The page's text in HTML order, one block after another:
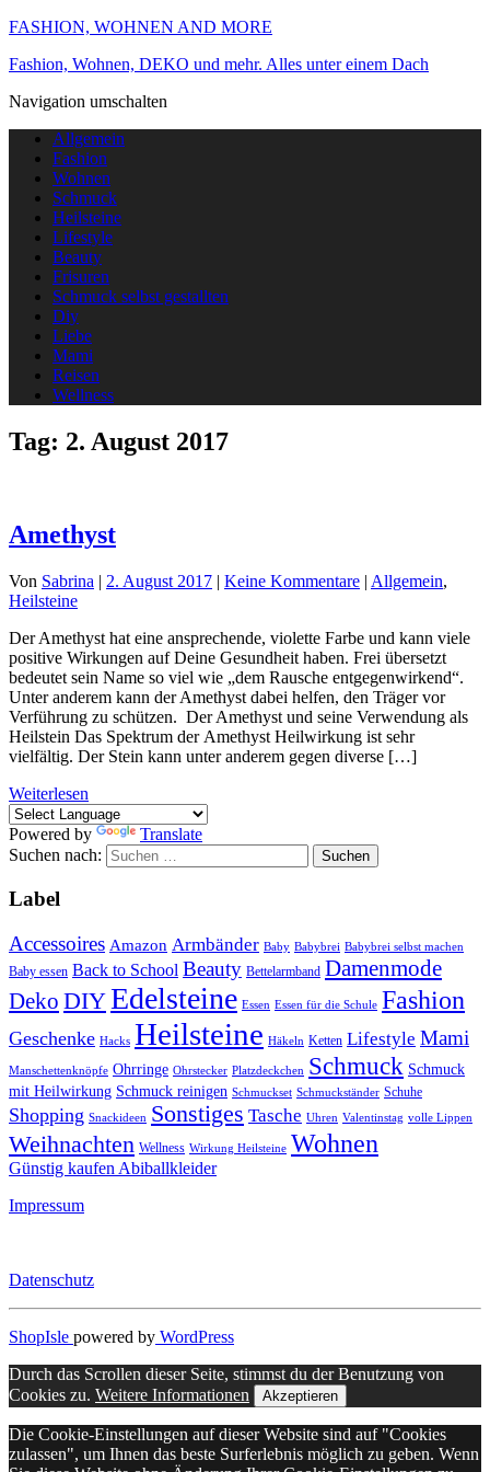
FASHION, WOHNEN AND MORE
Fashion, Wohnen, DEKO und mehr. Alles unter einem Dach
Navigation umschalten
Allgemein
Fashion
Wohnen
Schmuck
Heilsteine
Lifestyle
Beauty
Frisuren
Schmuck selbst gestallten
Diy
Liebe
Mami
Reisen
Wellness
Tag: 2. August 2017
Amethyst
Von Sabrina | 2. August 2017 | Keine Kommentare | Allgemein,
Heilsteine
Der Amethyst hat eine ansprechende, violette Farbe und kann viele
positive Wirkungen auf Deine Gesundheit haben. Frei übersetzt
bedeutet sein Name so viel wie „dem Rausche entgegenwirkend“.
Unter anderem kann der Amethyst dabei helfen, den Träger vor
Verführung zu schützen. Der Amethyst und seine Verwendung als
Heilstein Das Spektrum der Amethyst Heilwirkung ist sehr
vielfältig. Der Stein kann unter anderem gegen diverse […]
Weiterlesen
Powered by
Translate
Suchen nach:
Label
Accessoires Amazon Armbänder Baby Babybrei Babybrei selbst machen
Baby essen Back to School Beauty Bettelarmband Damenmode
Deko DIYEdelsteine Essen Essen für die Schule Fashion
Geschenke Hacks Heilsteine Häkeln Ketten Lifestyle Mami
Manschettenknöpfe Ohrringe Ohrstecker Platzdeckchen Schmuck Schmuck
mit Heilwirkung Schmuck reinigen Schmuckset Schmuckständer Schuhe
Shopping Snackideen Sonstiges Tasche Uhren Valentinstag volle Lippen
Weihnachten Wellness Wirkung Heilsteine Wohnen
Günstig kaufen Abiballkleider
Impressum
Datenschutz
ShopIsle powered by WordPress
Durch das Scrollen dieser Seite, stimmst du der Benutzung von
Cookies zu. Weitere Informationen Akzeptieren
Die Cookie-Einstellungen auf dieser Website sind auf "Cookies
zulassen", um Ihnen das beste Surferlebnis möglich zu geben. Wenn